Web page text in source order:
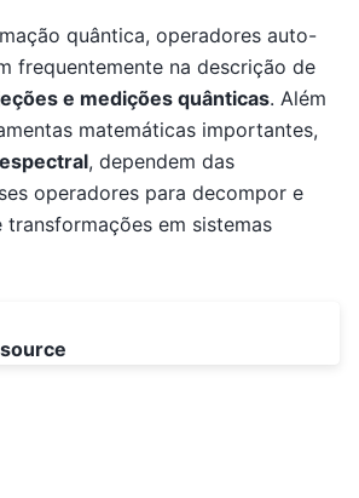
quântica, operadores auto-
frequentemente na descrição de
e medições quânticas. Além
matemáticas importantes,
, dependem das
operadores para decompor e
transformações em sistemas